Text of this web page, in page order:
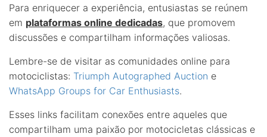
Para enriquecer a experiência, entusiastas se reúnem
em plataformas online dedicadas, que promovem
discussões e compartilham informações valiosas.
Lembre-se de visitar as comunidades online para
motociclistas: Triumph Autographed Auction e
WhatsApp Groups for Car Enthusiasts.
Esses links facilitam conexões entre aqueles que
compartilham uma paixão por motocicletas clássicas e